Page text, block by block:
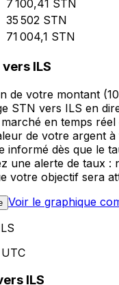
7 100,41 STN
35 502 STN
71 004,1 STN
ILS
de votre montant
STN vers ILS en
en temps réel
de votre argent à
informé dès que le
une alerte de taux :
votre objectif sera
Voir le graphique
ILS